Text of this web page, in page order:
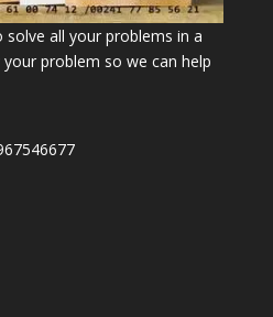
all your problems in a
problem so we can help